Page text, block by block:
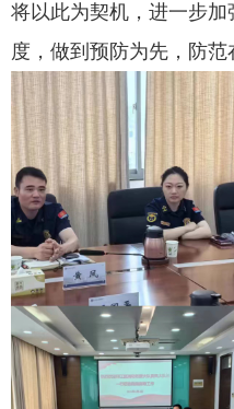
将以此为契机，进一步
度，做到预防为先，防范